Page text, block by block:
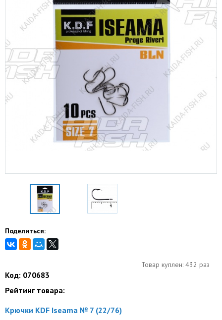
Поделиться:
Товар куплен: 432 раз
Код: 070683
Рейтинг товара:
Крючки KDF Iseama № 7 (22/76)